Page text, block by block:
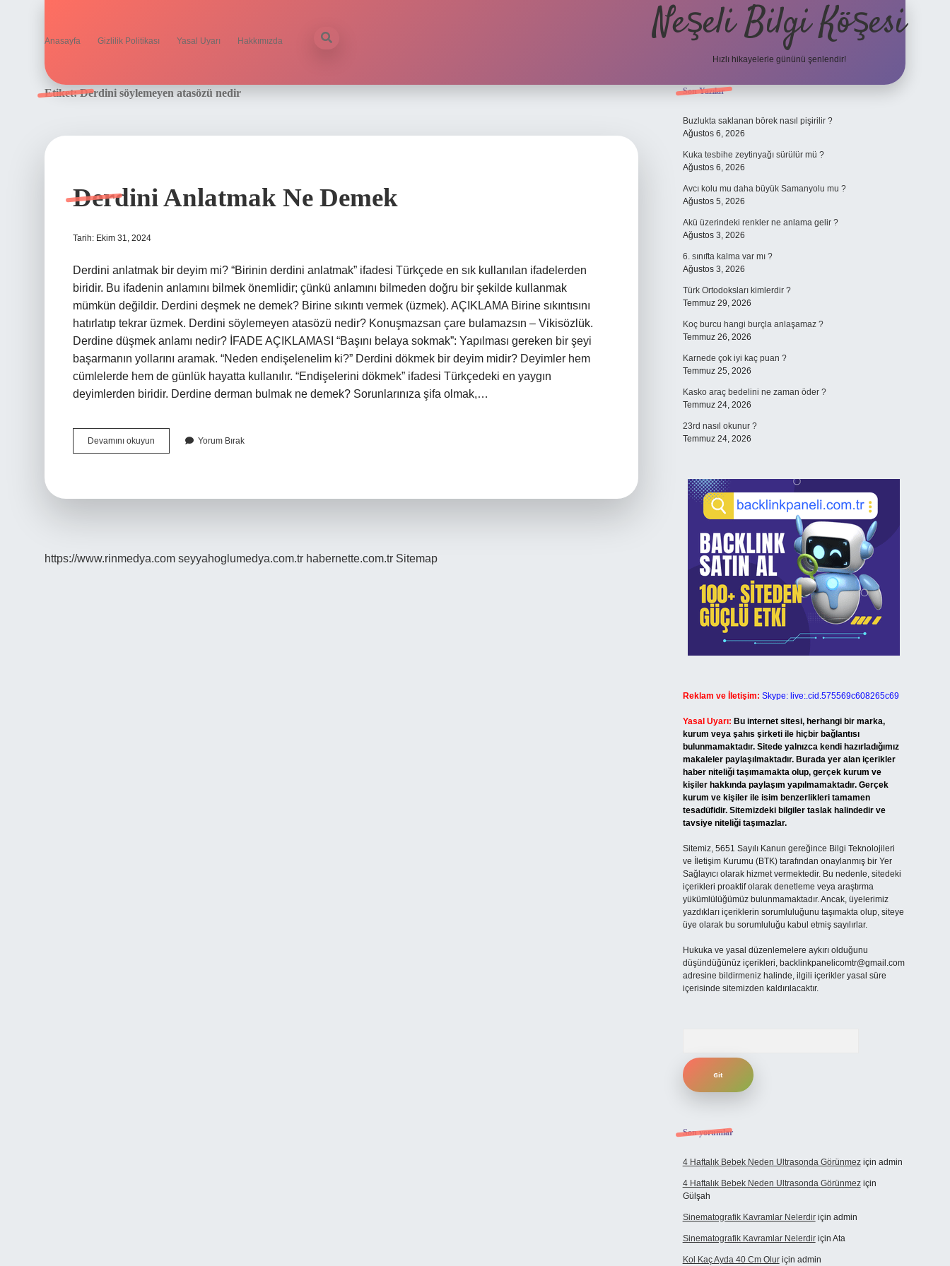
Anasayfa Gizlilik Politikası Yasal Uyarı Hakkımızda Neşeli Bilgi Köşesi
Hızlı hikayelerle gününü şenlendir!
Etiket:Derdini söylemeyen atasözü nedir
Derdini Anlatmak Ne Demek
Tarih: Ekim 31, 2024
Derdini anlatmak bir deyim mi? “Birinin derdini anlatmak” ifadesi Türkçede en sık kullanılan ifadelerden
biridir. Bu ifadenin anlamını bilmek önemlidir; çünkü anlamını bilmeden doğru bir şekilde kullanmak
mümkün değildir. Derdini deşmek ne demek? Birine sıkıntı vermek (üzmek). AÇIKLAMA Birine sıkıntısını
hatırlatıp tekrar üzmek. Derdini söylemeyen atasözü nedir? Konuşmazsan çare bulamazsın – Vikisözlük.
Derdine düşmek anlamı nedir? İFADE AÇIKLAMASI “Başını belaya sokmak”: Yapılması gereken bir şeyi
başarmanın yollarını aramak. “Neden endişelenelim ki?” Derdini dökmek bir deyim midir? Deyimler hem
cümlelerde hem de günlük hayatta kullanılır. “Endişelerini dökmek” ifadesi Türkçedeki en yaygın
deyimlerden biridir. Derdine derman bulmak ne demek? Sorunlarınıza şifa olmak,…
Devamını okuyun
Anlatmak
Yorum Bırak
https://www.rinmedya.com seyyahoglumedya.com.tr habernette.com.tr Sitemap
Sidebar
Son Yazılar
Buzlukta saklanan börek nasıl pişirilir ?
Ağustos 6, 2026
Kuka tesbihe zeytinyağı sürülür mü ?
Ağustos 6, 2026
Avcı kolu mu daha büyük Samanyolu mu ?
Ağustos 5, 2026
Akü üzerindeki renkler ne anlama gelir ?
Ağustos 3, 2026
6. sınıfta kalma var mı ?
Ağustos 3, 2026
Türk Ortodoksları kimlerdir ?
Temmuz 29, 2026
Koç burcu hangi burçla anlaşamaz ?
Temmuz 26, 2026
Karnede çok iyi kaç puan ?
Temmuz 25, 2026
Kasko araç bedelini ne zaman öder ?
Temmuz 24, 2026
23rd nasıl okunur ?
Temmuz 24, 2026
Reklam ve İletişim: Skype: live:.cid.575569c608265c69
Yasal Uyarı: Bu internet sitesi, herhangi bir marka,
kurum veya şahıs şirketi ile hiçbir bağlantısı
bulunmamaktadır. Sitede yalnızca kendi hazırladığımız
makaleler paylaşılmaktadır. Burada yer alan içerikler
haber niteliği taşımamakta olup, gerçek kurum ve
kişiler hakkında paylaşım yapılmamaktadır. Gerçek
kurum ve kişiler ile isim benzerlikleri tamamen
tesadüfidir. Sitemizdeki bilgiler taslak halindedir ve
tavsiye niteliği taşımazlar.
Sitemiz, 5651 Sayılı Kanun gereğince Bilgi Teknolojileri
ve İletişim Kurumu (BTK) tarafından onaylanmış bir Yer
Sağlayıcı olarak hizmet vermektedir. Bu nedenle, sitedeki
içerikleri proaktif olarak denetleme veya araştırma
yükümlülüğümüz bulunmamaktadır. Ancak, üyelerimiz
yazdıkları içeriklerin sorumluluğunu taşımakta olup, siteye
üye olarak bu sorumluluğu kabul etmiş sayılırlar.
Hukuka ve yasal düzenlemelere aykırı olduğunu
düşündüğünüz içerikleri, backlinkpanelicomtr@gmail.com
adresine bildirmeniz halinde, ilgili içerikler yasal süre
içerisinde sitemizden kaldırılacaktır.
Son yorumlar
4 Haftalık Bebek Neden Ultrasonda Görünmeziçin admin
4 Haftalık Bebek Neden Ultrasonda Görünmeziçin
Gülşah
Sinematografik Kavramlar Nelerdiriçin admin
Sinematografik Kavramlar Nelerdiriçin Ata
Kol Kaç Ayda 40 Cm Oluriçin admin
ilbet mobil girişen iyi bahis siteleri